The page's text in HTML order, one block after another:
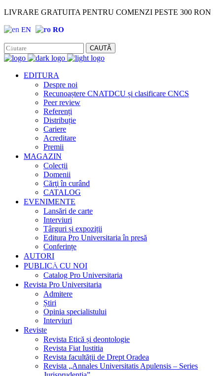
LIVRARE GRATUITA PENTRU COMENZI PESTE 300 RON
EN RO
CAUTĂ
EDITURA
Despre noi
Recunoaștere CNATDCU și clasificare CNCS
Peer review
Referenți
Distribuție
Cariere
Acreditare
Premii
MAGAZIN
Colecții
Domenii
Cărţi în curând
CATALOG
EVENIMENTE
Lansări de carte
Interviuri
Târguri și expoziții
Editura Pro Universitaria în presă
Conferințe
AUTORI
PUBLICĂ CU NOI
Catalog Pro Universitaria
Revista Pro Universitaria
Admitere
Știri
Opinia specialistului
Interviuri
Reviste
Revista Etică și deontologie
Revista Fiat Iustitia
Revista facultății de Drept Oradea
Revista „Annales Universitatis Apulensis – Series